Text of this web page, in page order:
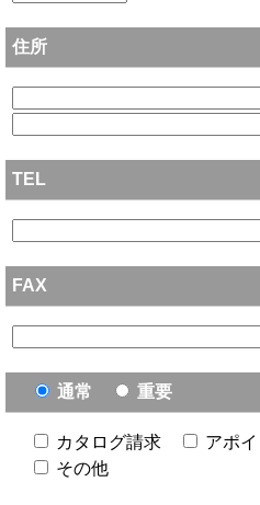
住所
TEL
FAX
通常 重要
カタログ請求 アポ
その他